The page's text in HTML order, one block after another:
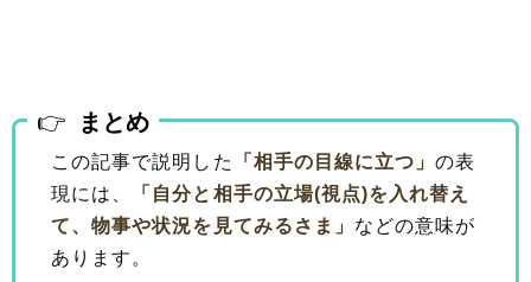
まとめ
この記事で説明した 「相手の目線に立つ」の表
現には、
「自分と相手の立場(視点)を入れ替え
て、物事や状況を見てみるさま」 などの意味が
あります。